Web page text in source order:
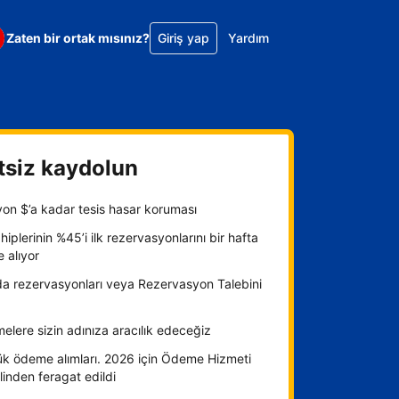
Zaten bir ortak mısınız? Giriş yap Yardım
kaydolun
$’a kadar tesis hasar koruması
%45’i ilk rezervasyonlarını bir hafta
alıyor
rezervasyonları veya Rezervasyon Talebini
sizin adınıza aracılık edeceğiz
ödeme alımları. 2026 için Ödeme Hizmeti
feragat edildi